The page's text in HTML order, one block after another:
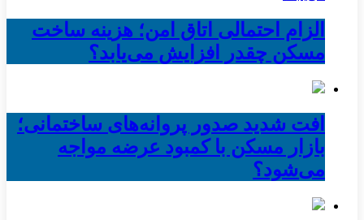
الزام احتمالی اتاق امن؛ هزینه ساخت
مسکن چقدر افزایش می‌یابد؟
افت شدید صدور پروانه‌های ساختمانی؛
بازار مسکن با کمبود عرضه مواجه
می‌شود؟